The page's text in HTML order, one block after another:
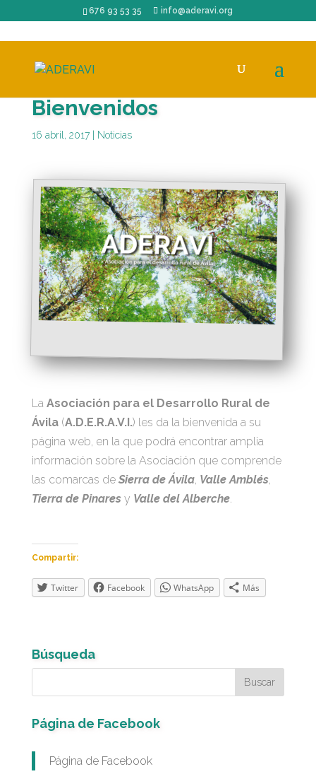
676 93 53 35 info@aderavi.org
Bienvenidos
16 abril, 2017| Noticias
La Asociación para el Desarrollo Rural de
Ávila(A.D.E.R.A.V.I.) les da la bienvenida a su
página web, en la que podrá encontrar amplia
información sobre la Asociación que comprende
las comarcas de Sierra de Ávila, Valle Amblés,
Tierra de Pinaresy Valle del Alberche.
Compartir:
Twitter Facebook WhatsApp Más
Búsqueda
Página de Facebook
Página de Facebook